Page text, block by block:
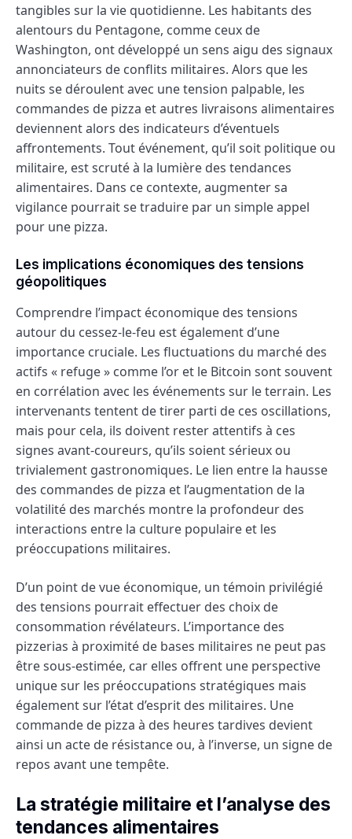
tangibles sur la vie quotidienne. Les habitants des
alentours du Pentagone, comme ceux de
Washington, ont développé un sens aigu des signaux
annonciateurs de conflits militaires. Alors que les
nuits se déroulent avec une tension palpable, les
commandes de pizza et autres livraisons alimentaires
deviennent alors des indicateurs d’éventuels
affrontements. Tout événement, qu’il soit politique ou
militaire, est scruté à la lumière des tendances
alimentaires. Dans ce contexte, augmenter sa
vigilance pourrait se traduire par un simple appel
pour une pizza.
Les implications économiques des tensions
géopolitiques
Comprendre l’impact économique des tensions
autour du cessez-le-feu est également d’une
importance cruciale. Les fluctuations du marché des
actifs « refuge » comme l’or et le Bitcoin sont souvent
en corrélation avec les événements sur le terrain. Les
intervenants tentent de tirer parti de ces oscillations,
mais pour cela, ils doivent rester attentifs à ces
signes avant-coureurs, qu’ils soient sérieux ou
trivialement gastronomiques. Le lien entre la hausse
des commandes de pizza et l’augmentation de la
volatilité des marchés montre la profondeur des
interactions entre la culture populaire et les
préoccupations militaires.
D’un point de vue économique, un témoin privilégié
des tensions pourrait effectuer des choix de
consommation révélateurs. L’importance des
pizzerias à proximité de bases militaires ne peut pas
être sous-estimée, car elles offrent une perspective
unique sur les préoccupations stratégiques mais
également sur l’état d’esprit des militaires. Une
commande de pizza à des heures tardives devient
ainsi un acte de résistance ou, à l’inverse, un signe de
repos avant une tempête.
La stratégie militaire et l’analyse des
tendances alimentaires